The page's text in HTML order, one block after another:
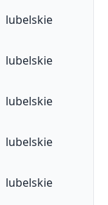
lubelskie
lubelskie
lubelskie
lubelskie
lubelskie